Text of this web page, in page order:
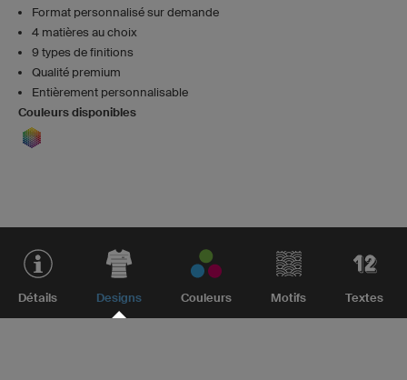
Format personnalisé sur demande
4 matières au choix
9 types de finitions
Qualité premium
Entièrement personnalisable
Couleurs disponibles
Détails Designs Couleurs Motifs Textes